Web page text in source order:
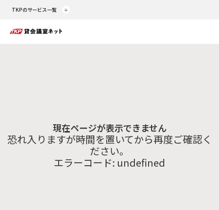
TKPのサービス一覧
現在ページが表示できません
恐れ入りますが時間を置いてから再度ご確認く
ださい。
エラーコード: undefined